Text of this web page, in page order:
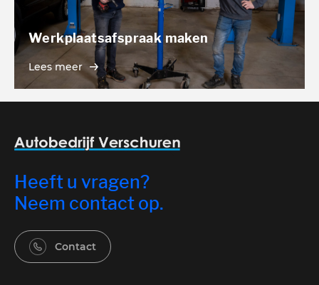
Werkplaatsafspraak maken
Lees meer
Heeft u vragen?
Neem contact op.
Contact